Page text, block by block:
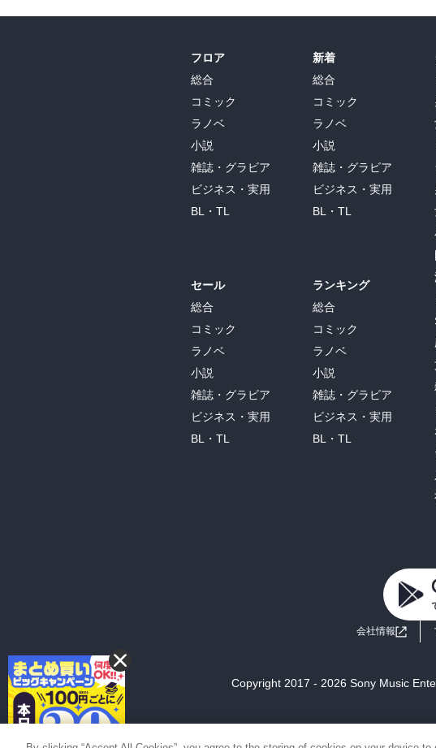
フロア
総合
コミック
ラノベ
小説
雑誌・グラビア
ビジネス・実用
BL・TL
セール
総合
コミック
ラノベ
小説
雑誌・グラビア
ビジネス・実用
BL・TL
新着
総合
コミック
ラノベ
小説
雑誌・グラビア
ビジネス・実用
BL・TL
ランキング
総合
コミック
ラノベ
小説
雑誌・グラビア
ビジネス・実用
BL・TL
会社情報
Copyright 2017 - 2026 Sony Music